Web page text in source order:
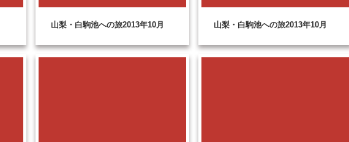
山梨・白駒池への旅2013年10月 山梨・白駒池への旅2013年10月